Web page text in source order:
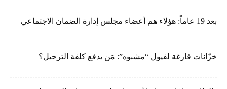
بعد 19 عاماً: هؤلاء هم أعضاء مجلس إدارة الضمان الاجتماعي
خزّانات فارغة لفيول “مشبوه”: مَن يدفع كلفة الترحيل؟